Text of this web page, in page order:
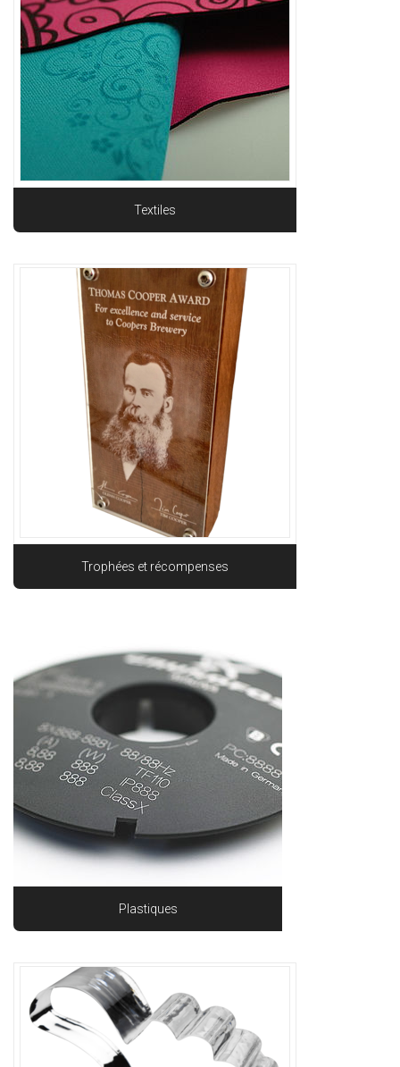
Textiles
Trophées et récompenses
Plastiques